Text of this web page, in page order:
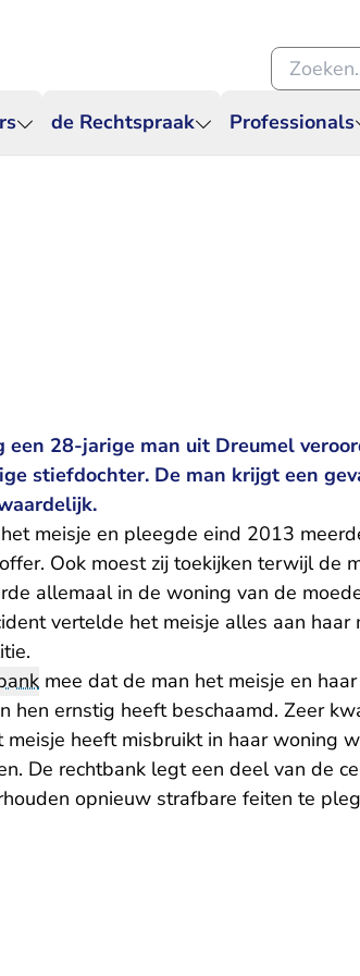
de Rechtspraak Professionals
Zoeken
28-jarige man uit Dreumel
stiefdochter. De man krijgt een
meisje en pleegde eind 2013
Ook moest zij toekijken terwijl de
allemaal in de woning van de
vertelde het meisje alles aan haar
mee dat de man het meisje en
hen ernstig heeft beschaamd. Zeer
heeft misbruikt in haar woning
De rechtbank legt een deel van de
opnieuw strafbare feiten te